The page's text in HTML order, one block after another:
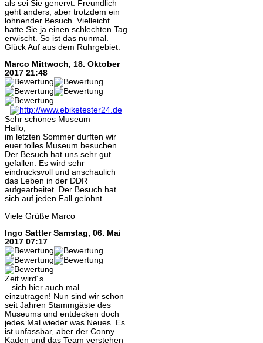
als sei Sie genervt. Freundlich
geht anders, aber trotzdem ein
lohnender Besuch. Vielleicht
hatte Sie ja einen schlechten Tag
erwischt. So ist das nunmal.
Glück Auf aus dem Ruhrgebiet.
Marco Mittwoch, 18. Oktober
2017 21:48
Sehr schönes Museum
Hallo,
im letzten Sommer durften wir
euer tolles Museum besuchen.
Der Besuch hat uns sehr gut
gefallen. Es wird sehr
eindrucksvoll und anschaulich
das Leben in der DDR
aufgearbeitet. Der Besuch hat
sich auf jeden Fall gelohnt.
Viele Grüße Marco
Ingo Sattler Samstag, 06. Mai
2017 07:17
Zeit wird´s...
...sich hier auch mal
einzutragen! Nun sind wir schon
seit Jahren Stammgäste des
Museums und entdecken doch
jedes Mal wieder was Neues. Es
ist unfassbar, aber der Conny
Kaden und das Team verstehen